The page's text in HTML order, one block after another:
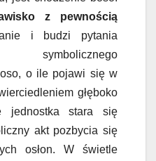
z pewnością
i budzi pytania
o ile pojawi się w
głęboko
jednostka stara się
akt pozbycia się
osłon. W świetle